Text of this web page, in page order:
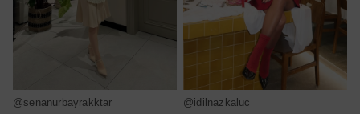
@senanurbayrakktar @idilnazkaluc